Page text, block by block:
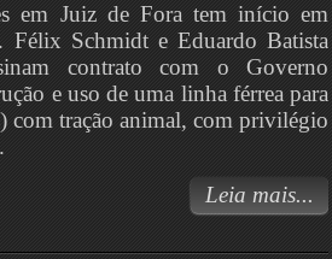
em Juiz de Fora tem início em
Félix Schmidt e Eduardo Batista
contrato com o Governo
e uso de uma linha férrea para
com tração animal, com privilégio
Leia mais...